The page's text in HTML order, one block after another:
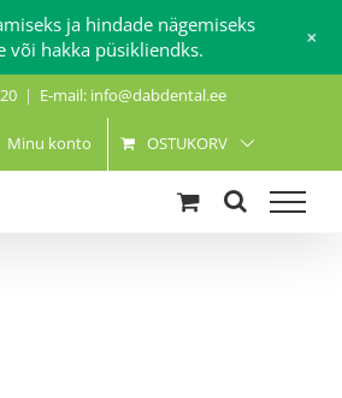
| E-mail: info@dabdental.ee
Minu konto OSTUKORV
ja hindade nägemiseks
või hakka püsikliendks.
+